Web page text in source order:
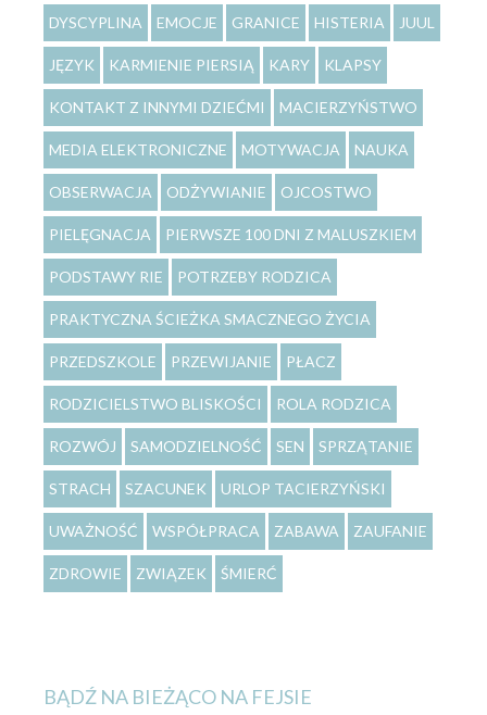
DYSCYPLINA EMOCJE GRANICE HISTERIA JUUL
JĘZYK KARMIENIE PIERSIĄ KARY KLAPSY
KONTAKT Z INNYMI DZIEĆMI MACIERZYŃSTWO
MEDIA ELEKTRONICZNE MOTYWACJA NAUKA
OBSERWACJA ODŻYWIANIE OJCOSTWO
PIELĘGNACJA PIERWSZE 100 DNI Z MALUSZKIEM
PODSTAWY RIE POTRZEBY RODZICA
PRAKTYCZNA ŚCIEŻKA SMACZNEGO ŻYCIA
PRZEDSZKOLE PRZEWIJANIE PŁACZ
RODZICIELSTWO BLISKOŚCI ROLA RODZICA
ROZWÓJ SAMODZIELNOŚĆ SEN SPRZĄTANIE
STRACH SZACUNEK URLOP TACIERZYŃSKI
UWAŻNOŚĆ WSPÓŁPRACA ZABAWA ZAUFANIE
ZDROWIE ZWIĄZEK ŚMIERĆ
BĄDŹ NA BIEŻĄCO NA FEJSIE